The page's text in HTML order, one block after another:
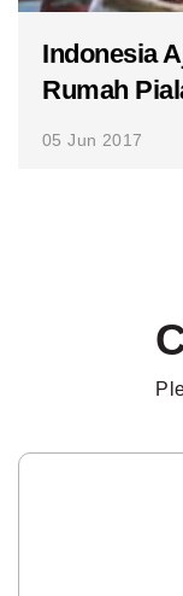
Indonesia
Rumah
05 Jun 2017